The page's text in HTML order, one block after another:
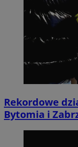
Rekordowe
Bytomia i